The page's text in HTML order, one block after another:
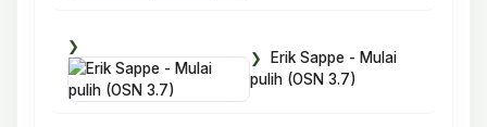
Erik Sappe - Mulai
pulih (OSN 3.7)